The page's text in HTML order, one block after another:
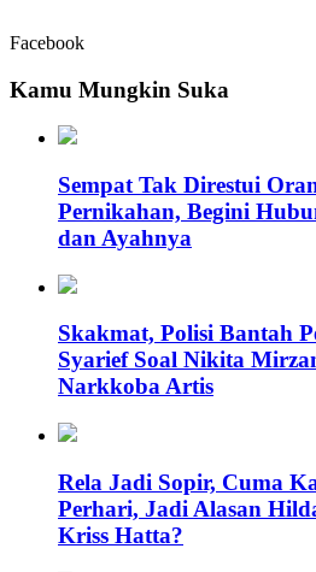
Facebook
Kamu Mungkin Suka
Sempat Tak Direstui
Pernikahan, Begini
dan Ayahnya
Skakmat, Polisi Bantah
Syarief Soal Nikita
Narkkoba Artis
Rela Jadi Sopir, Cuma
Perhari, Jadi Alasan
Kriss Hatta?